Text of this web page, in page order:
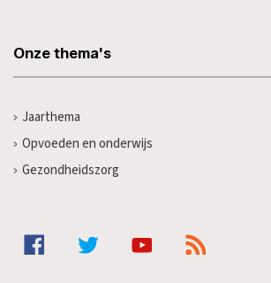
Onze thema's
Jaarthema
Opvoeden en onderwijs
Gezondheidszorg